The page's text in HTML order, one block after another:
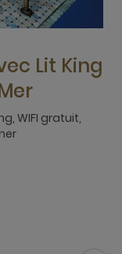
Lit King
WIFI gratuit,